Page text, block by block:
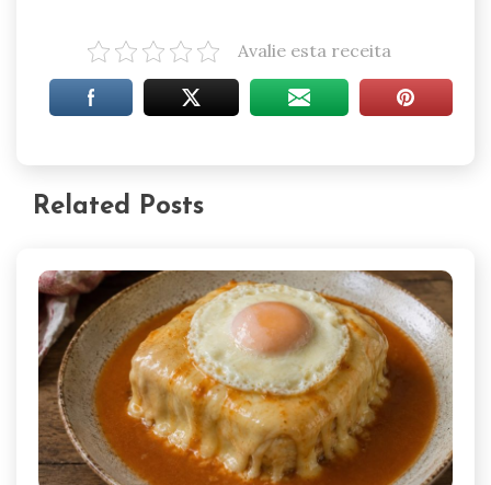
Avalie esta receita
Related Posts